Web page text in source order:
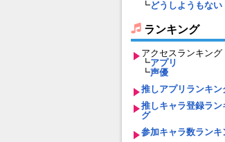
┗どうしようもない
ランキング
アクセスランキング
┗アプリ
┗声優
推しアプリランキン
推しキャラ登録ラン
グ
参加キャラ数ランキ